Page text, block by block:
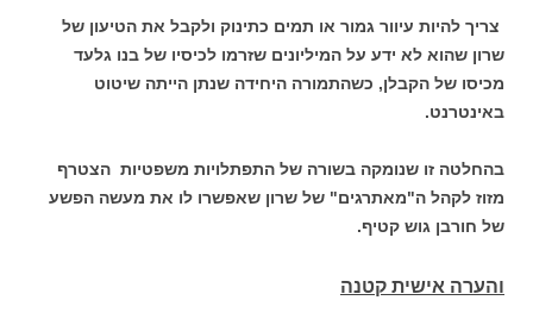
צריך להיות עיוור גמור או תמים כתינוק ולקבל את הטיעון של
שרון שהוא לא ידע על המיליונים שזרמו לכיסיו של בנו גלעד
מכיסו של הקבלן, כשהתמורה היחידה שנתן הייתה שיטוט
באינטרנט.
בהחלטה זו שנומקה בשורה של התפתלויות משפטיות הצטרף
מזוז לקהל ה"מאתרגים" של שרון שאפשרו לו את מעשה הפשע
של חורבן גוש קטיף.
והערה אישית קטנה